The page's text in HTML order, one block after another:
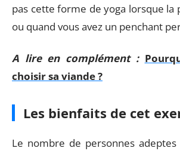
pas cette forme de yoga lorsque la
ou quand vous avez un penchant
A lire en complément :
choisir sa viande ?
Les bienfaits de cet
Le nombre de personnes